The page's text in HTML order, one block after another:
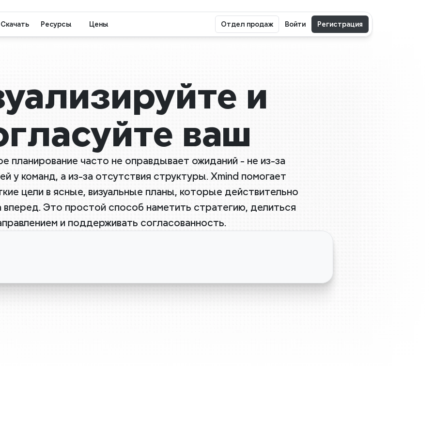
и
ваш
планирование часто не оправдывает ожиданий - не из-за
у команд, а из-за отсутствия структуры. Xmind помогает
цели в ясные, визуальные планы, которые действительно
вперед. Это простой способ наметить стратегию, делиться
и поддерживать согласованность.
Скачать Ресурсы Цены Отдел продаж Войти Регистрация